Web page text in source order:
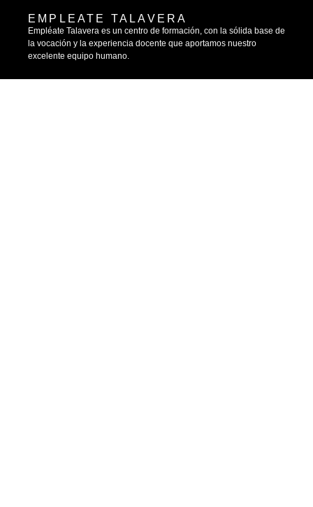
EMPLEATE TALAVERA
Empléate Talavera es un centro de formación, con la sólida base de
la vocación y la experiencia docente que aportamos nuestro
excelente equipo humano.